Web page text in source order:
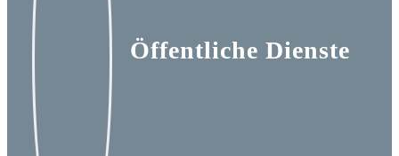
Öffentliche Dienste